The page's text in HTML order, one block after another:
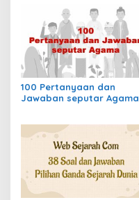
100 Pertanyaan dan
Jawaban seputar Agama